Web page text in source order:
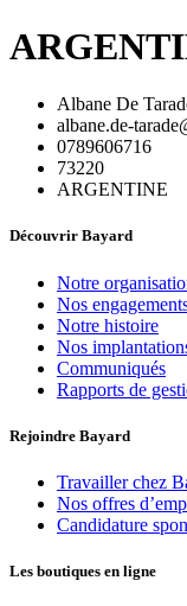
Albane De
albane.de-
0789606716
73220
ARGENTINE
Découvrir Bayard
Notre
Nos
Notre histoire
Nos
Communiqués
Rapports de
Rejoindre Bayard
Travailler chez
Nos offres
Candidature
Les boutiques en ligne